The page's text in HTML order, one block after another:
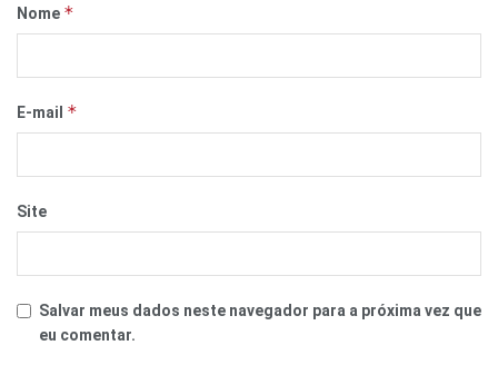
Nome *
E-mail *
Site
Salvar meus dados neste navegador para a próxima vez que
eu comentar.